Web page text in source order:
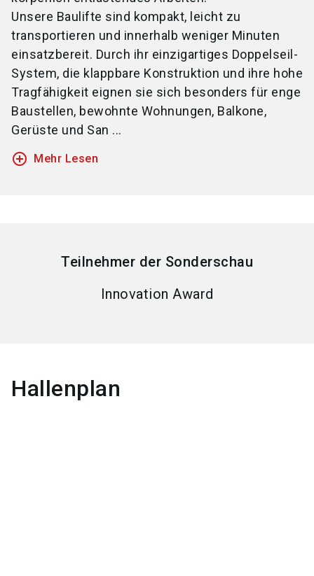
Unsere Baulifte sind kompakt, leicht zu
transportieren und innerhalb weniger Minuten
einsatzbereit. Durch ihr einzigartiges Doppelseil-
System, die klappbare Konstruktion und ihre hohe
Tragfähigkeit eignen sie sich besonders für enge
Baustellen, bewohnte Wohnungen, Balkone,
Gerüste und San ...
add_circle_outline Mehr Lesen
Teilnehmer der Sonderschau
Innovation Award
Hallenplan